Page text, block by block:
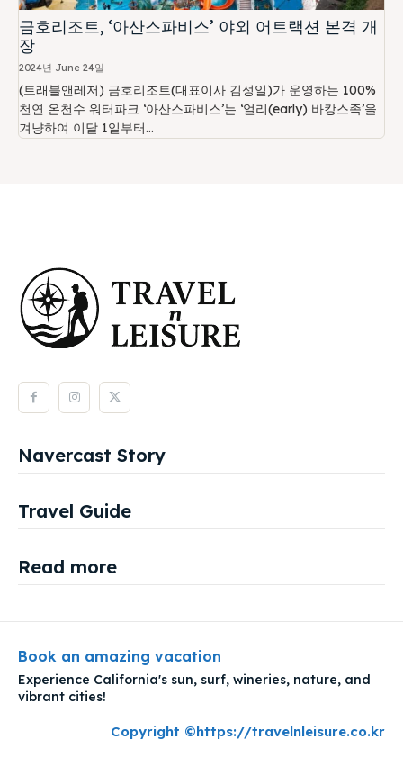
금호리조트, ‘아산스파비스’ 야외 어트랙션 본격 개
장
2024년 June 24일
(트래블앤레저) 금호리조트(대표이사 김성일)가 운영하는 100%
천연 온천수 워터파크 ‘아산스파비스’는 ‘얼리(early) 바캉스족’을
겨냥하여 이달 1일부터...
Navercast Story
Travel Guide
Read more
Book an amazing vacation
Experience California's sun, surf, wineries, nature, and
vibrant cities!
Copyright ©https://travelnleisure.co.kr